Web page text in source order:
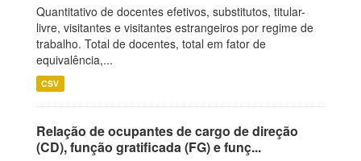
Quantitativo de docentes efetivos, substitutos, titular-
livre, visitantes e visitantes estrangeiros por regime de
trabalho. Total de docentes, total em fator de
equivalência,...
CSV
Relação de ocupantes de cargo de direção
(CD), função gratificada (FG) e funç...